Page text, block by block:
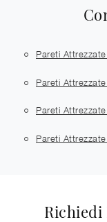
Pareti
Pareti
Pareti
Pareti